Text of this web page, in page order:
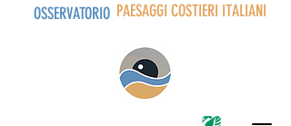
OSSERVATORIO PAESAGGI COSTIERI ITALIANI